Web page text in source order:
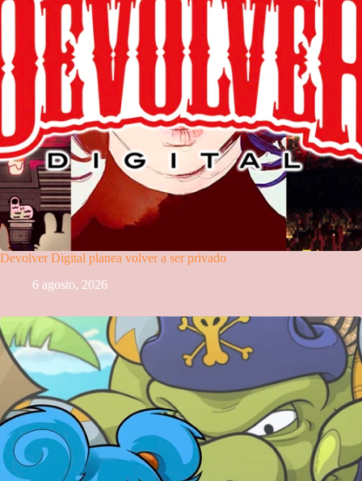
Devolver Digital planea volver a ser privado
6 agosto, 2026